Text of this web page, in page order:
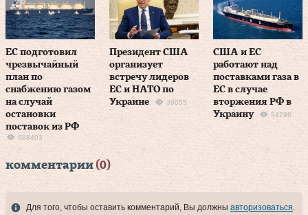
ЕС подготовил
чрезвычайный
план по
снабжению газом
на случай
остановки
поставок из РФ
688403
Президент США
организует
встречу лидеров
ЕС и НАТО по
Украине
39055
США и ЕС
работают над
поставками газа в
ЕС в случае
вторжения РФ в
Украину
54298
комментарии (0)
Для того, чтобы оставить комментарий, Вы должны авторизоваться.